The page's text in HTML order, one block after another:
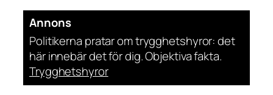
Annons
Politikerna pratar om trygghetshyror: det
här innebär det för dig. Objektiva fakta.
Trygghetshyror